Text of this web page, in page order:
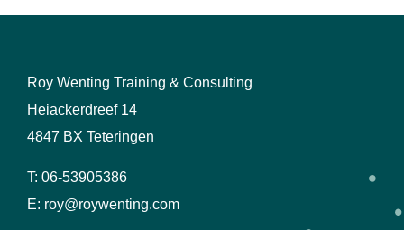
Roy Wenting Training & Consulting
Heiackerdreef 14
4847 BX Teteringen
T: 06-53905386
E: roy@roywenting.com